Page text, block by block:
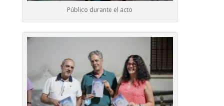
Público durante el acto